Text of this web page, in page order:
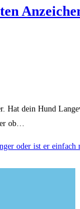
Hat dein Hund
ob…
oder ist er einfach